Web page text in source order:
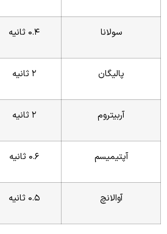
سولانا 0.4 ثانیه
پالیگان 2 ثانیه
آربیتروم 2 ثانیه
آپتیمیسم 0.6 ثانیه
آوالانچ 0.5 ثانیه